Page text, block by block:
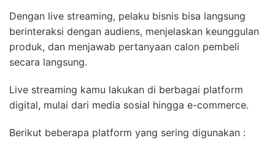
Dengan live streaming, pelaku bisnis bisa langsung
berinteraksi dengan audiens, menjelaskan keunggulan
produk, dan menjawab pertanyaan calon pembeli
secara langsung.
Live streaming kamu lakukan di berbagai platform
digital, mulai dari media sosial hingga e-commerce.
Berikut beberapa platform yang sering digunakan :